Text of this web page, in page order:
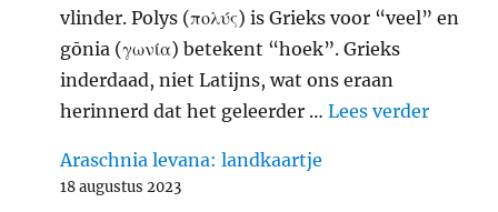
vlinder. Polys (πολύς) is Grieks voor “veel” en
gōnia (γωνία) betekent “hoek”. Grieks
inderdaad, niet Latijns, wat ons eraan
herinnerd dat het geleerder …Lees verder
Araschnia levana: landkaartje
18 augustus 2023